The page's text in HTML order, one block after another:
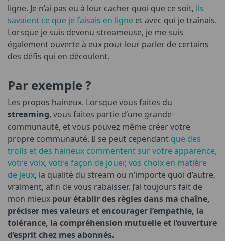
ligne. Je n’ai pas eu à leur cacher quoi que ce soit, ils
savaient ce que je faisais en ligne et avec qui je traînais.
Lorsque je suis devenu streameuse, je me suis
également ouverte à eux pour leur parler de certains
des défis qui en découlent.
Par exemple ?
Les propos haineux. Lorsque vous faites du
streaming, vous faites partie d’une grande
communauté, et vous pouvez même créer votre
propre communauté. Il se peut cependant que des
trolls et des haineux commentent sur votre apparence,
votre voix, votre façon de jouer, vos choix en matière
de jeux, la qualité du stream ou n’importe quoi d’autre,
vraiment, afin de vous rabaisser. J’ai toujours fait de
mon mieux pour établir des règles dans ma chaîne,
préciser mes valeurs et encourager l’empathie, la
tolérance, la compréhension mutuelle et l’ouverture
d’esprit chez mes abonnés.